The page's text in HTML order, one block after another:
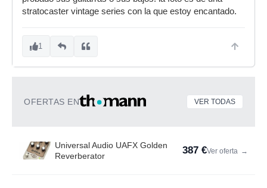
stratocaster vintage series con la que estoy encantado.
1
OFERTAS EN VER TODAS
Universal Audio UAFX Golden
Reverberator
387 €Ver oferta →